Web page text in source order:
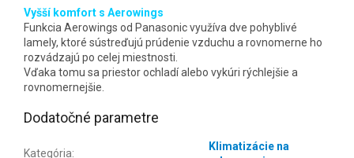
Vyšší komfort s Aerowings
Funkcia Aerowings od Panasonic využíva dve pohyblivé
lamely, ktoré sústreďujú prúdenie vzduchu a rovnomerne ho
rozvádzajú po celej miestnosti.
Vďaka tomu sa priestor ochladí alebo vykúri rýchlejšie a
rovnomernejšie.
Dodatočné parametre
Kategória:
Klimatizácie na